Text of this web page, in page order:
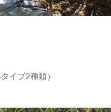
イプ2種類）